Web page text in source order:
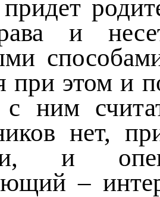
и
при этом и
с ним
нет,
и
–